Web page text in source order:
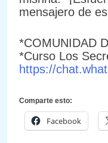
mensajero de
*COMUNIDAD
*Curso Los
https://
Comparte esto:
Facebook